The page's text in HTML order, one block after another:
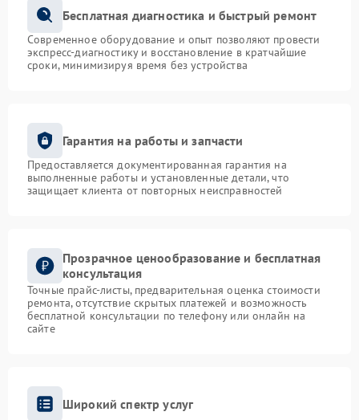
Бесплатная диагностика и быстрый ремонт
Современное оборудование и опыт позволяют провести
экспресс-диагностику и восстановление в кратчайшие
сроки, минимизируя время без устройства
Гарантия на работы и запчасти
Предоставляется документированная гарантия на
выполненные работы и установленные детали, что
защищает клиента от повторных неисправностей
Прозрачное ценообразование и бесплатная
консультация
Точные прайс-листы, предварительная оценка стоимости
ремонта, отсутствие скрытых платежей и возможность
бесплатной консультации по телефону или онлайн на
сайте
Широкий спектр услуг